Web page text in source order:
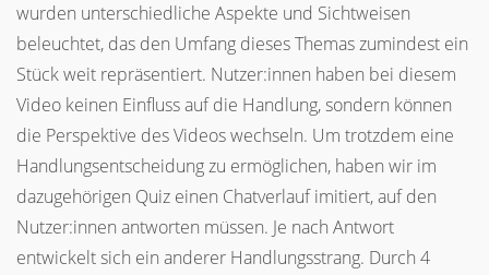
wurden unterschiedliche Aspekte und Sichtweisen
beleuchtet, das den Umfang dieses Themas zumindest ein
Stück weit repräsentiert. Nutzer:innen haben bei diesem
Video keinen Einfluss auf die Handlung, sondern können
die Perspektive des Videos wechseln. Um trotzdem eine
Handlungsentscheidung zu ermöglichen, haben wir im
dazugehörigen Quiz einen Chatverlauf imitiert, auf den
Nutzer:innen antworten müssen. Je nach Antwort
entwickelt sich ein anderer Handlungsstrang. Durch 4